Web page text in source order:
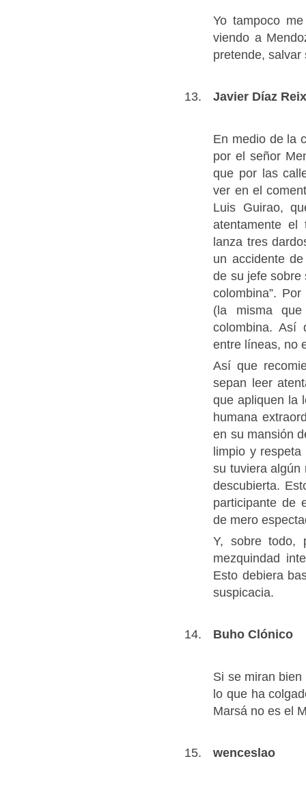
Yo tampoco
viendo a
pretende,
Javier Díaz
En medio de la
por el señor
que por las
ver en el
Luis Guirao,
atentamente
lanza tres
un accidente
de su jefe sobre
colombina”.
(la misma
colombina. Así
entre líneas, no
Así que
sepan leer
que apliquen la
humana
en su mansión
limpio y
su tuviera algún
descubierta.
participante de
de mero
Y, sobre todo,
mezquindad
Esto debiera
suspicacia.
Buho Clónico
Si se miran
lo que ha
Marsá no es el
wenceslao